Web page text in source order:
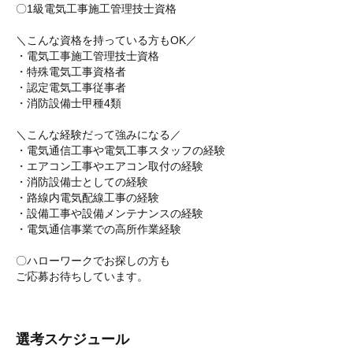
〇1級電気工事施工管理技士資格
＼こんな資格を持っている方もOK／
・電気工事施工管理技士資格
・特殊電気工事資格者
・認定電気工事従事者
・消防設備士甲種4類
＼こんな経験だって強みになる／
・電気通信工事や電気工事スタッフの経験
・エアコン工事やエアコン取付の経験
・消防設備士としての経験
・路線内電気配線工事の経験
・設備工事や設備メンテナンスの経験
・電気通信事業での高所作業経験
〇ハローワークでお探しの方も
ご応募お待ちしています。
選考スケジュール